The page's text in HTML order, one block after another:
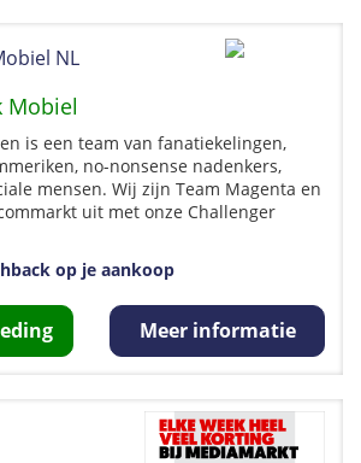
NL
Mobiel
is een team van fanatiekelingen,
no-nonsense nadenkers,
mensen. Wij zijn Team Magenta en
uit met onze Challenger
op je aankoop
Meer informatie